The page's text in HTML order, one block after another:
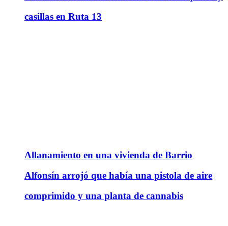
casillas en Ruta 13
Allanamiento en una vivienda de Barrio
Alfonsín arrojó que había una pistola de aire
comprimido y una planta de cannabis